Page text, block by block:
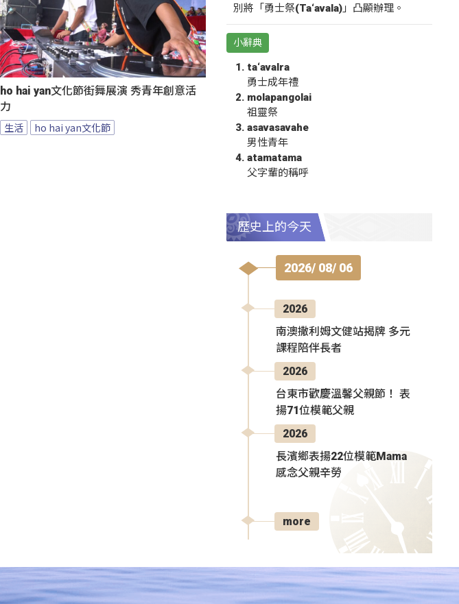
ho hai yan文化節街舞展演 秀青年創意活
力
生活 ho hai yan文化節
別將「勇士祭(Ta‘avala)」凸顯辦理。
小辭典
ta‘avalra
勇士成年禮
molapangolai
祖靈祭
asavasavahe
男性青年
atamatama
父字輩的稱呼
歷史上的今天
2026/ 08/ 06
2026
南澳撒利姆文健站揭牌 多元
課程陪伴長者
2026
台東市歡慶溫馨父親節！ 表
揚71位模範父親
2026
長濱鄉表揚22位模範Mama
感念父親辛勞
more